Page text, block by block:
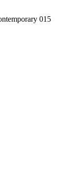
015